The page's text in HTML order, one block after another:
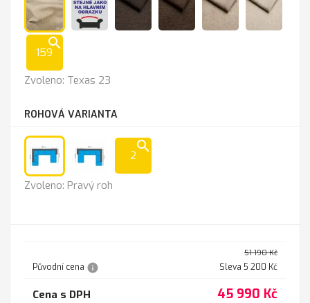
Texas
search
159
Zvoleno: Texas 23
ROHOVÁ VARIANTA
Pravý
Levý
search
2
Zvoleno: Pravý roh
Původní cena info
51 190 Kč
Sleva 5 200 Kč
Cena s DPH 45 990 Kč